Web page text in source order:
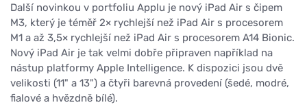
Další novinkou v portfoliu Applu je nový iPad Air s čipem
M3, který je téměř 2× rychlejší než iPad Air s procesorem
M1 a až 3,5× rychlejší než iPad Air s procesorem A14 Bionic.
Nový iPad Air je tak velmi dobře připraven například na
nástup platformy Apple Intelligence. K dispozici jsou dvě
velikosti (11" a 13") a čtyři barevná provedení (šedé, modré,
fialové a hvězdně bílé).